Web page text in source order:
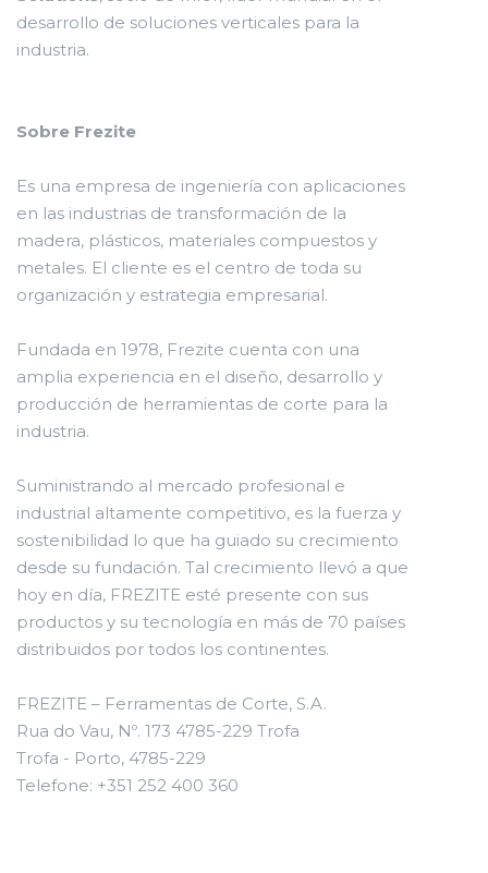
desarrollo de soluciones verticales para la
industria.
Sobre Frezite
Es una empresa de ingeniería con aplicaciones
en las industrias de transformación de la
madera, plásticos, materiales compuestos y
metales. El cliente es el centro de toda su
organización y estrategia empresarial.
Fundada en 1978, Frezite cuenta con una
amplia experiencia en el diseño, desarrollo y
producción de herramientas de corte para la
industria.
Suministrando al mercado profesional e
industrial altamente competitivo, es la fuerza y
sostenibilidad lo que ha guiado su crecimiento
desde su fundación. Tal crecimiento llevó a que
hoy en día, FREZITE esté presente con sus
productos y su tecnología en más de 70 países
distribuidos por todos los continentes.
FREZITE – Ferramentas de Corte, S.A.
Rua do Vau, Nº. 173 4785-229 Trofa
Trofa - Porto, 4785-229
Telefone: +351 252 400 360